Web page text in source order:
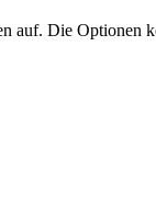
auf. Die Optionen